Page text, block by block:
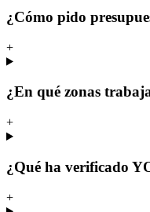
¿Cómo pido
+
¿En qué zonas
+
¿Qué ha verificado
+